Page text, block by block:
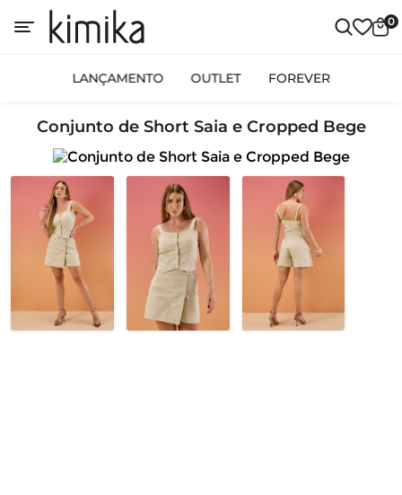
0
LANÇAMENTO OUTLET FOREVER
Conjunto de Short Saia e Cropped Bege